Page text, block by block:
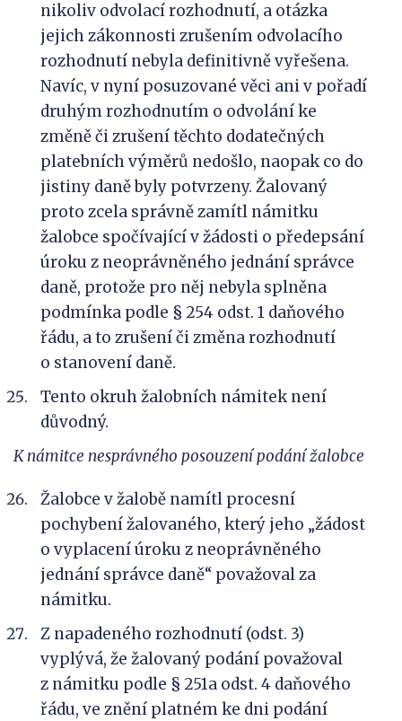
nikoliv odvolací rozhodnutí, a otázka
jejich zákonnosti zrušením odvolacího
rozhodnutí nebyla definitivně vyřešena.
Navíc, v nyní posuzované věci ani v pořadí
druhým rozhodnutím o odvolání ke
změně či zrušení těchto dodatečných
platebních výměrů nedošlo, naopak co do
jistiny daně byly potvrzeny. Žalovaný
proto zcela správně zamítl námitku
žalobce spočívající v žádosti o předepsání
úroku z neoprávněného jednání správce
daně, protože pro něj nebyla splněna
podmínka podle § 254 odst. 1 daňového
řádu, a to zrušení či změna rozhodnutí
o stanovení daně.
Tento okruh žalobních námitek není
důvodný.
K námitce nesprávného posouzení podání žalobce
Žalobce v žalobě namítl procesní
pochybení žalovaného, který jeho „žádost
o vyplacení úroku z neoprávněného
jednání správce daně“ považoval za
námitku.
Z napadeného rozhodnutí (odst. 3)
vyplývá, že žalovaný podání považoval
z námitku podle § 251a odst. 4 daňového
řádu, ve znění platném ke dni podání